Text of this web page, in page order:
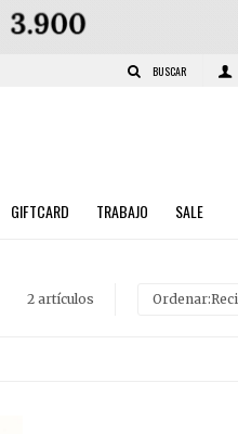
GIFTCARD TRABAJO SALE
2 artículos